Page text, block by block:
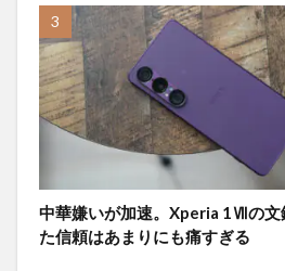
中華嫌いが加速。Xperia 1Ⅶの文
た信頼はあまりにも痛すぎる